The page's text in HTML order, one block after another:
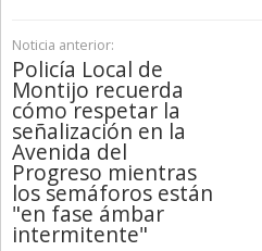
Noticia anterior:
Policía Local de
Montijo recuerda
cómo respetar la
señalización en la
Avenida del
Progreso mientras
los semáforos están
"en fase ámbar
intermitente"